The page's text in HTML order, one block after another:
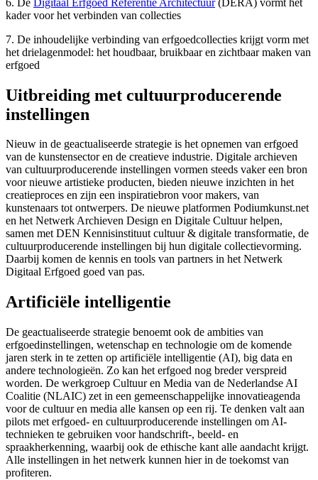
kader voor het verbinden van collecties
7. De inhoudelijke verbinding van erfgoedcollecties krijgt vorm met
het drielagenmodel: het houdbaar, bruikbaar en zichtbaar maken van
erfgoed
Uitbreiding met cultuurproducerende
instellingen
Nieuw in de geactualiseerde strategie is het opnemen van erfgoed
van de kunstensector en de creatieve industrie. Digitale archieven
van cultuurproducerende instellingen vormen steeds vaker een bron
voor nieuwe artistieke producten, bieden nieuwe inzichten in het
creatieproces en zijn een inspiratiebron voor makers, van
kunstenaars tot ontwerpers. De nieuwe platformen Podiumkunst.net
en het Netwerk Archieven Design en Digitale Cultuur helpen,
samen met DEN Kennisinstituut cultuur & digitale transformatie, de
cultuurproducerende instellingen bij hun digitale collectievorming.
Daarbij komen de kennis en tools van partners in het Netwerk
Digitaal Erfgoed goed van pas.
Artificiële intelligentie
De geactualiseerde strategie benoemt ook de ambities van
erfgoedinstellingen, wetenschap en technologie om de komende
jaren sterk in te zetten op artificiële intelligentie (AI), big data en
andere technologieën. Zo kan het erfgoed nog breder verspreid
worden. De werkgroep Cultuur en Media van de Nederlandse AI
Coalitie (NLAIC) zet in een gemeenschappelijke innovatieagenda
voor de cultuur en media alle kansen op een rij. Te denken valt aan
pilots met erfgoed- en cultuurproducerende instellingen om AI-
technieken te gebruiken voor handschrift-, beeld- en
spraakherkenning, waarbij ook de ethische kant alle aandacht krijgt.
Alle instellingen in het netwerk kunnen hier in de toekomst van
profiteren.